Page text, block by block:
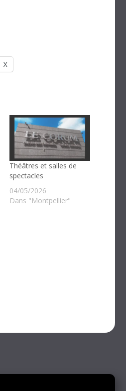
X
Théâtres et salles de
spectacles
04/05/2026
Dans "Montpellier"